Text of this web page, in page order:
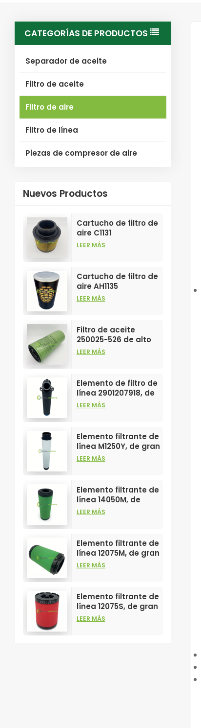
CATEGORÍAS DE PRODUCTOS
Separador de aceite
Filtro de aceite
Filtro de aire
Filtro de línea
Piezas de compresor de aire
Nuevos Productos
Cartucho de filtro de
aire C1131
personalizable para
de compresores de
aire.
LEER MÁS
Cartucho de filtro de
aire AH1135
personalizable para
de compresores de
aire.
LEER MÁS
Filtro de aceite
250025-526 de alto
rendimiento,
compresores de aire.
LEER MÁS
Elemento de filtro de
línea 2901207918, de
gran venta y alto
compresores de aire.
LEER MÁS
Elemento filtrante de
línea M1250Y, de gran
venta y alto
comprimido.
LEER MÁS
Elemento filtrante de
línea 14050M, de
gran venta y alto
comprimido.
LEER MÁS
Elemento filtrante de
línea 12075M, de gran
venta y alto
comprimido.
LEER MÁS
Elemento filtrante de
línea 12075S, de gran
venta y alto
LEER MÁS